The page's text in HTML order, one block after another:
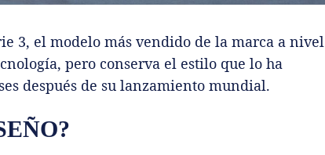
3, el modelo más vendido de la marca a nivel
pero conserva el estilo que lo ha
después de su lanzamiento mundial.